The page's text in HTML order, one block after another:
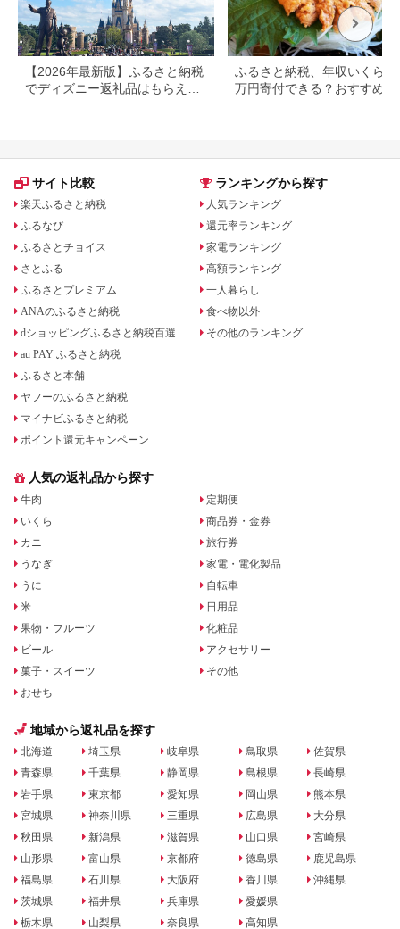
【2026年最新版】ふるさと納税
でディズニー返礼品はもらえ
ふるさと納税、年収いくらで
万円寄付できる？おすすめ返
サイト比較
楽天ふるさと納税
ふるなび
ふるさとチョイス
さとふる
ふるさとプレミアム
ANAのふるさと納税
dショッピングふるさと納税百選
au PAY ふるさと納税
ふるさと本舗
ヤフーのふるさと納税
マイナビふるさと納税
ポイント還元キャンペーン
ランキングから探す
人気ランキング
還元率ランキング
家電ランキング
高額ランキング
一人暮らし
食べ物以外
その他のランキング
人気の返礼品から探す
牛肉
いくら
カニ
うなぎ
うに
米
果物・フルーツ
ビール
菓子・スイーツ
おせち
定期便
商品券・金券
旅行券
家電・電化製品
自転車
日用品
化粧品
アクセサリー
その他
地域から返礼品を探す
北海道
青森県
岩手県
宮城県
秋田県
山形県
福島県
茨城県
栃木県
埼玉県
千葉県
東京都
神奈川県
新潟県
富山県
石川県
福井県
山梨県
岐阜県
静岡県
愛知県
三重県
滋賀県
京都府
大阪府
兵庫県
奈良県
鳥取県
島根県
岡山県
広島県
山口県
徳島県
香川県
愛媛県
高知県
佐賀県
長崎県
熊本県
大分県
宮崎県
鹿児島県
沖縄県